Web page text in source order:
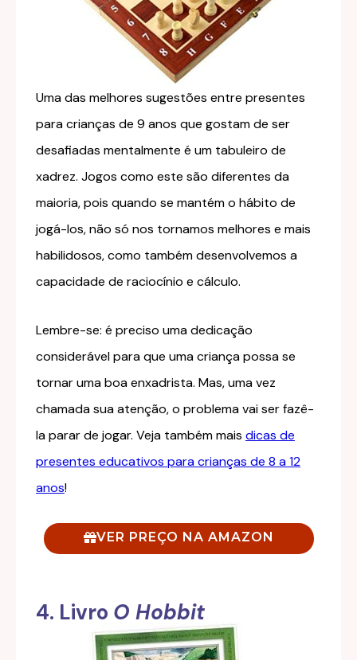
Uma das melhores sugestões entre presentes
para crianças de 9 anos que gostam de ser
desafiadas mentalmente é um tabuleiro de
xadrez. Jogos como este são diferentes da
maioria, pois quando se mantém o hábito de
jogá-los, não só nos tornamos melhores e mais
habilidosos, como também desenvolvemos a
capacidade de raciocínio e cálculo.
Lembre-se: é preciso uma dedicação
considerável para que uma criança possa se
tornar uma boa enxadrista. Mas, uma vez
chamada sua atenção, o problema vai ser fazê-
la parar de jogar. Veja também mais dicas de
presentes educativos para crianças de 8 a 12
anos!
VER PREÇO NA AMAZON
4. Livro O Hobbit